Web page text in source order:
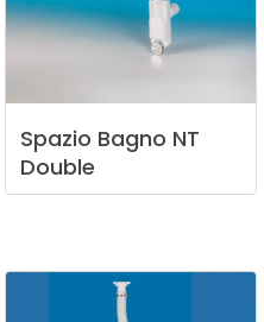
Spazio Bagno NT
Double